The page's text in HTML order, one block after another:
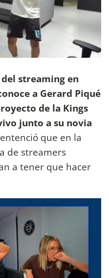
streaming en
a Gerard Piqué
de la Kings
junto a su novia
que en la
de streamers
a tener que hacer